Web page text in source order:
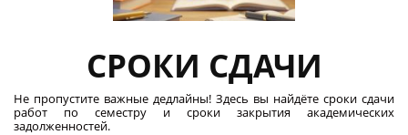
СРОКИ СДАЧИ
Не пропустите важные дедлайны! Здесь вы найдёте сроки сдачи
работ по семестру и сроки закрытия академических
задолженностей.